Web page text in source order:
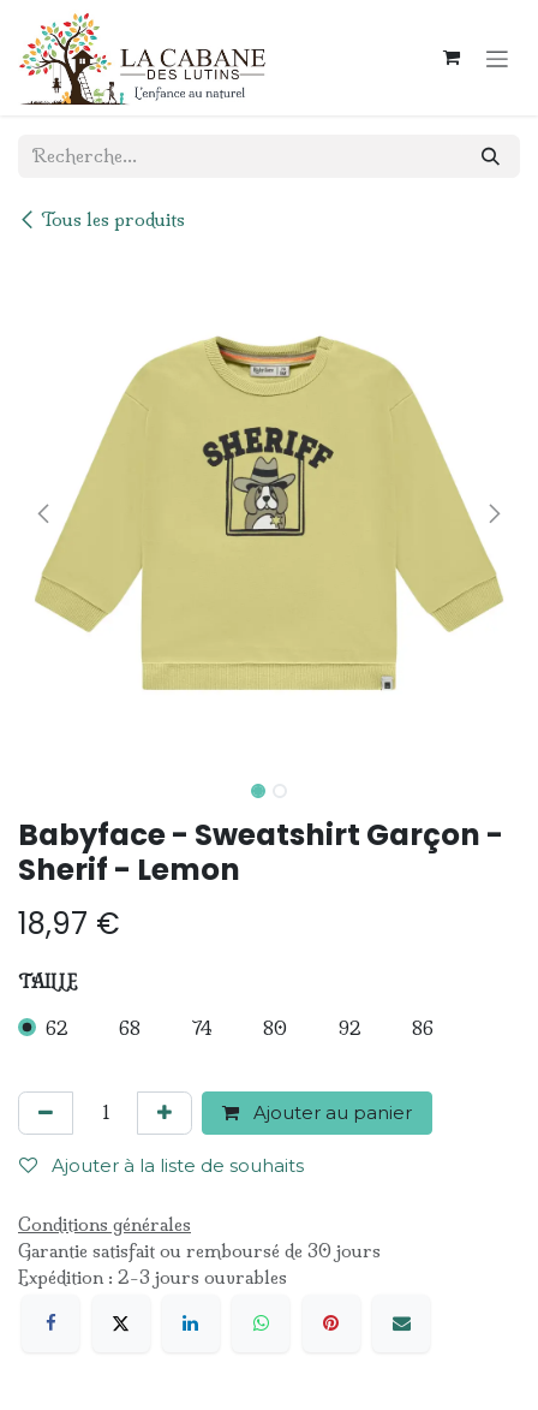
Se rendre au contenu
Tous les produits
Babyface - Sweatshirt Garçon -
Sherif - Lemon
18,97 €
TAILLE
62 68 74 80 92 86
Ajouter au panier
Ajouter à la liste de souhaits
Conditions générales
Garantie satisfait ou remboursé de 30 jours
Expédition : 2-3 jours ouvrables